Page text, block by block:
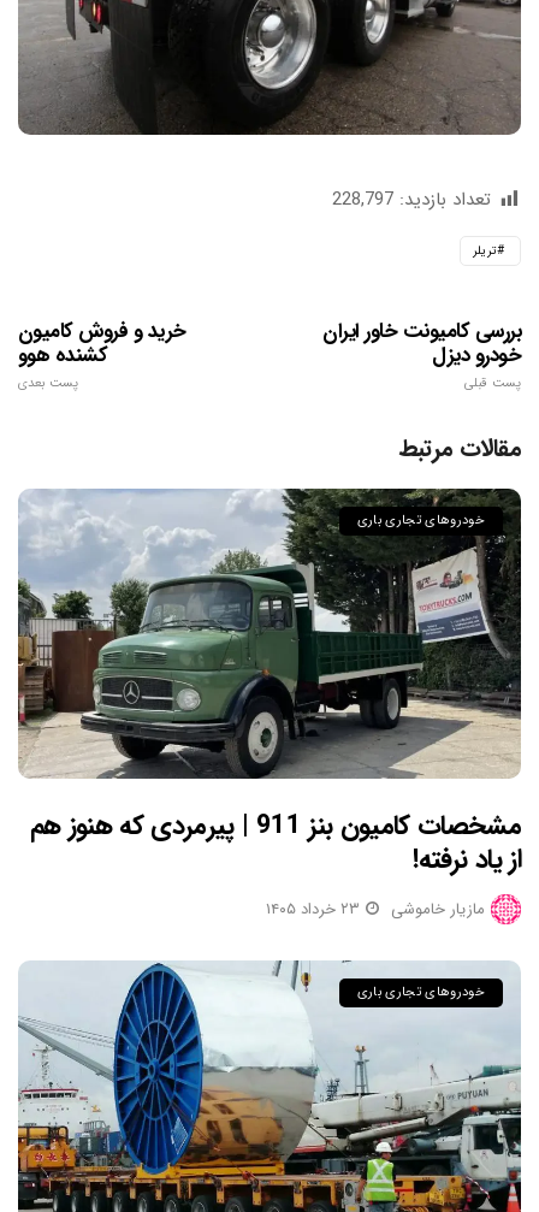
تعداد بازدید: 228,797
تریلر
خرید و فروش کامیون
کشنده هوو
پست بعدی
بررسی کامیونت خاور ایران‌
خودرو دیزل
پست قبلی
مقالات مرتبط
خودروهای تجاری باری
مشخصات کامیون بنز 911 | پیرمردی که هنوز هم
از یاد نرفته!
مازیار خاموشی ۲۳ خرداد ۱۴۰۵
خودروهای تجاری باری